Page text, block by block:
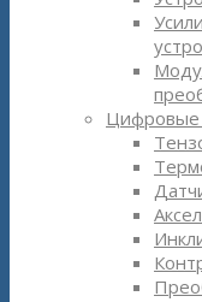
Цифровые